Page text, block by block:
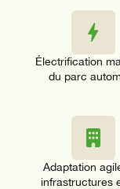
Électrification
du parc
Adaptation
infrastructures